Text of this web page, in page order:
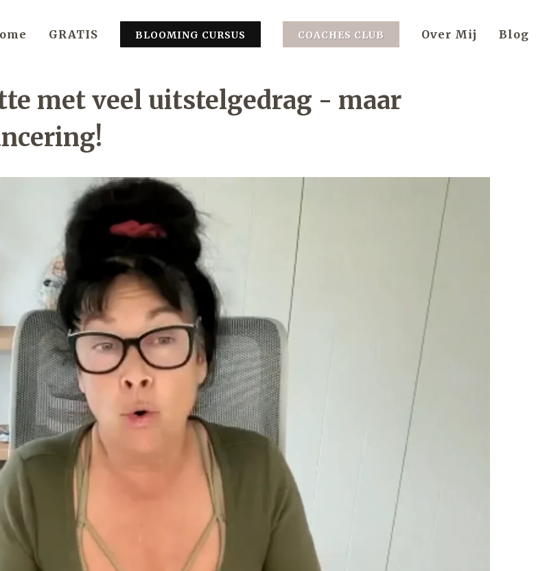
GRATIS BLOOMING CURSUS COACHES CLUB Over Mij Blog
met veel uitstelgedrag - maar